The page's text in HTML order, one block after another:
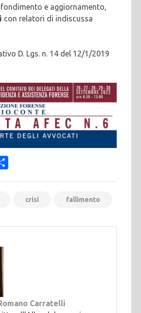
e aggiornamento,
con relatori di indiscussa
D. Lgs. n. 14 del 12/1/2019
crisi fallimento
Carratelli